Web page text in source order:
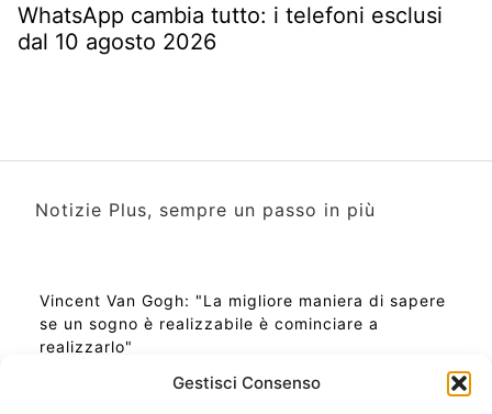
Gestisci Consenso
WhatsApp cambia tutto: i telefoni esclusi
dal 10 agosto 2026
Notizie Plus, sempre un passo in più
Vincent Van Gogh: "La migliore maniera di sapere
se un sogno è realizzabile è cominciare a
realizzarlo"